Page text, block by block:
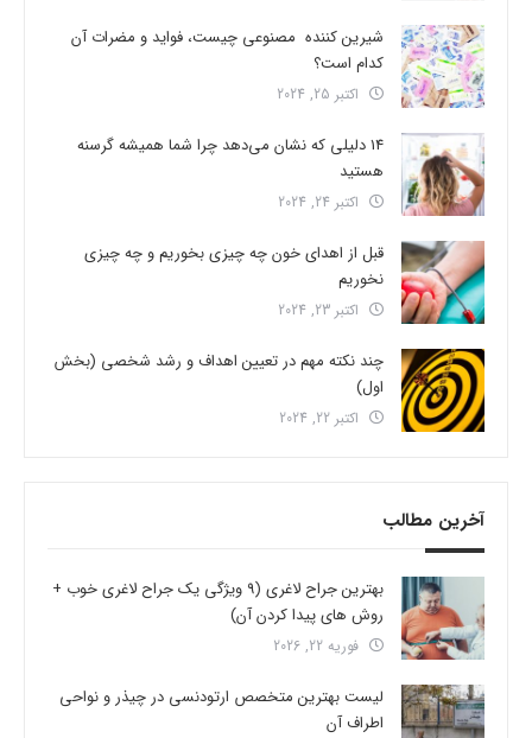
شیرین کننده مصنوعی چیست، فواید و مضرات آن
کدام است؟
اکتبر 25, 2024
14 دلیلی که نشان می‌دهد چرا شما همیشه گرسنه
هستید
اکتبر 24, 2024
قبل از اهدای خون چه چیزی بخوریم و چه چیزی
نخوریم
اکتبر 23, 2024
چند نکته مهم در تعیین اهداف و رشد شخصی (بخش
اول)
اکتبر 22, 2024
آخرین مطالب
بهترین جراح لاغری (9 ویژگی یک جراح لاغری خوب +
روش های پیدا کردن آن)
فوریه 22, 2026
لیست بهترین متخصص ارتودنسی در چیذر و نواحی
اطراف آن